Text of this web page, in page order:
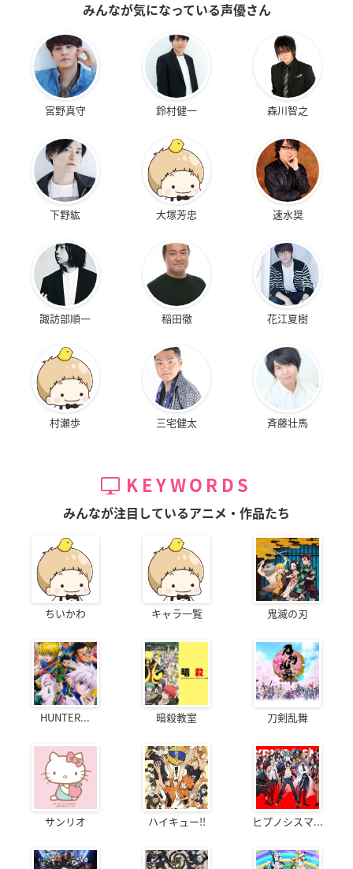
みんなが気になっている声優さん
宮野真守 鈴村健一 森川智之
下野紘 大塚芳忠 速水奨
諏訪部順一 稲田徹 花江夏樹
村瀬歩 三宅健太 斉藤壮馬
KEYWORDS
みんなが注目しているアニメ・作品たち
ちいかわ キャラ一覧 鬼滅の刃
HUNTER... 暗殺教室 刀剣乱舞
サンリオ ハイキュー!! ヒプノシスマ...